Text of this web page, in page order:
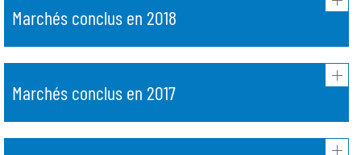
Marchés conclus en 2018
Marchés conclus en 2017